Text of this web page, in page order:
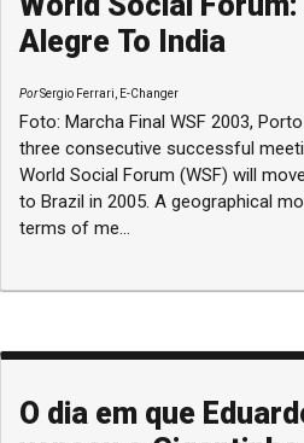
Alegre To India
PorSergio Ferrari, E-Changer
Foto: Marcha Final WSF 2003, Porto
three consecutive successful
World Social Forum (WSF) will
to Brazil in 2005. A geographical
terms of me...
O dia em que